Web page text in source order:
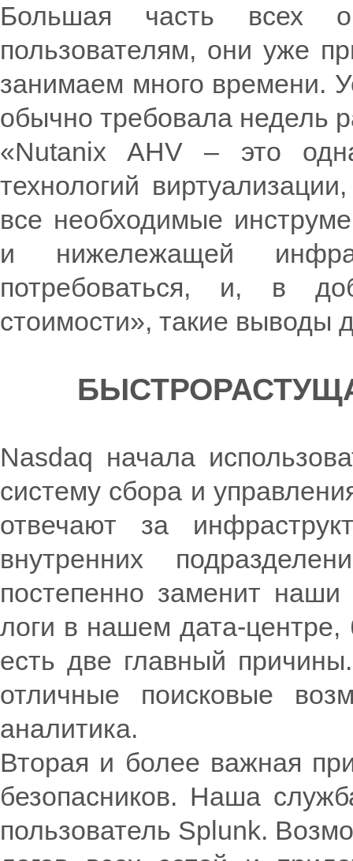
Большая часть всех
пользователям, они уже
занимаем много времени.
обычно требовала недель
«Nutanix AHV – это
технологий
все необходимые
и нижележащей
потребоваться, и, в
стоимости», такие выводы
Nasdaq начала
систему сбора и
отвечают за
внутренних
постепенно заменит
логи в нашем дата-
есть две главный
отличные поисковые
аналитика.
Вторая и более важная
безопасников. Наша
пользователь Splunk.